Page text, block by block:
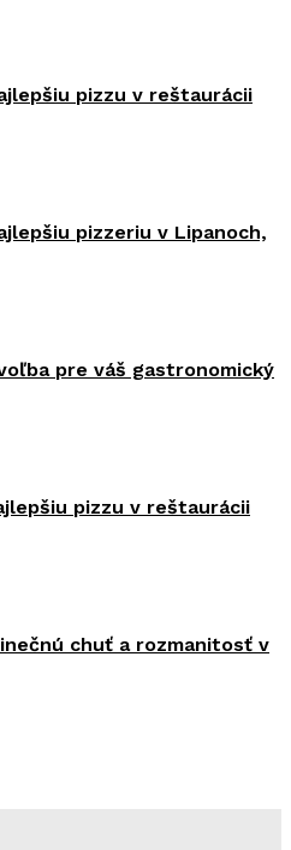
pizzu v reštaurácii
pizzeriu v Lipanoch,
pre váš gastronomický
pizzu v reštaurácii
chuť a rozmanitosť v